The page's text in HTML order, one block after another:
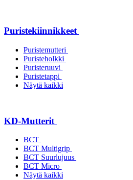
Puristekiinnikkeet
Puristemutteri
Puristeholkki
Puristeruuvi
Puristetappi
Näytä kaikki
KD-Mutterit
BCT
BCT Multigrip
BCT Suurlujuus
BCT Micro
Näytä kaikki